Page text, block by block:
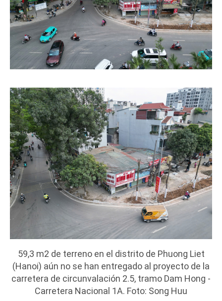
59,3 m2 de terreno en el distrito de Phuong Liet
(Hanoi) aún no se han entregado al proyecto de la
carretera de circunvalación 2.5, tramo Dam Hong -
Carretera Nacional 1A. Foto: Song Huu